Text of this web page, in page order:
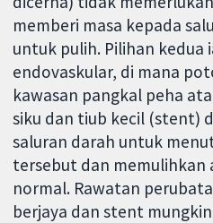
memberi masa kepada
untuk pulih. Pilihan kedua
endovaskular, di mana
kawasan pangkal peha
siku dan tiub kecil (stent)
saluran darah untuk
tersebut dan memulihkan
normal. Rawatan
berjaya dan stent